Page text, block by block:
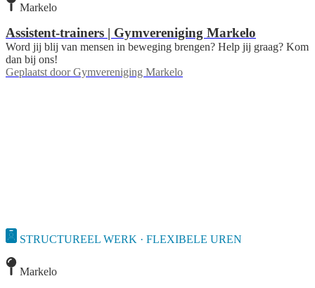
Markelo
Assistent-trainers | Gymvereniging Markelo
Word jij blij van mensen in beweging brengen? Help jij graag? Kom
dan bij ons!
Geplaatst door Gymvereniging Markelo
STRUCTUREEL WERK · FLEXIBELE UREN
Markelo